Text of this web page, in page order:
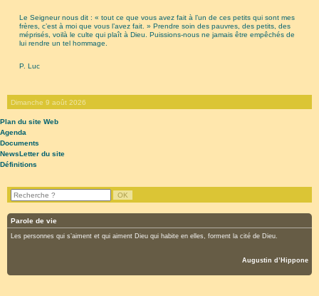
Le Seigneur nous dit : « tout ce que vous avez fait à l’un de ces petits qui sont mes
frères, c’est à moi que vous l’avez fait. » Prendre soin des pauvres, des petits, des
méprisés, voilà le culte qui plaît à Dieu. Puissions-nous ne jamais être empêchés de
lui rendre un tel hommage.
P. Luc
Dimanche 9 août 2026
Plan du site Web
Agenda
Documents
NewsLetter du site
Définitions
Parole de vie
Les personnes qui s’aiment et qui aiment Dieu qui habite en elles, forment la cité de Dieu.
Augustin d’Hippone